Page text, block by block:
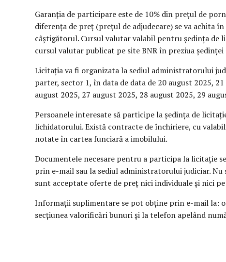
Garanția de participare este de 10% din prețul de
diferența de preț (prețul de adjudecare) se va achita
câștigătorul. Cursul valutar valabil pentru ședința de
cursul valutar publicat pe site BNR în preziua
Licitația va fi organizata la sediul administratorului
parter, sector 1, în data de data de 20 august 2025,
august 2025, 27 august 2025, 28 august 2025, 29
Persoanele interesate să participe la ședința de
lichidatorului. Există contracte de închiriere, cu
notate în cartea funciară a imobilului.
Documentele necesare pentru a participa la licitație
prin e-mail sau la sediul administratorului judiciar.
sunt acceptate oferte de preț nici individuale și nici
Informații suplimentare se pot obține prin e-mail la:
secțiunea valorificări bunuri și la telefon apelând